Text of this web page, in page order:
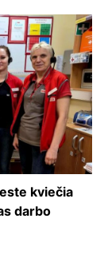
kviečia
darbo